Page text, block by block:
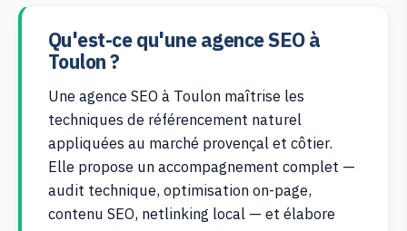
Qu'est-ce qu'une agence SEO à
Toulon ?
Une agence SEO à Toulon maîtrise les
techniques de référencement naturel
appliquées au marché provençal et côtier.
Elle propose un accompagnement complet —
audit technique, optimisation on-page,
contenu SEO, netlinking local — et élabore